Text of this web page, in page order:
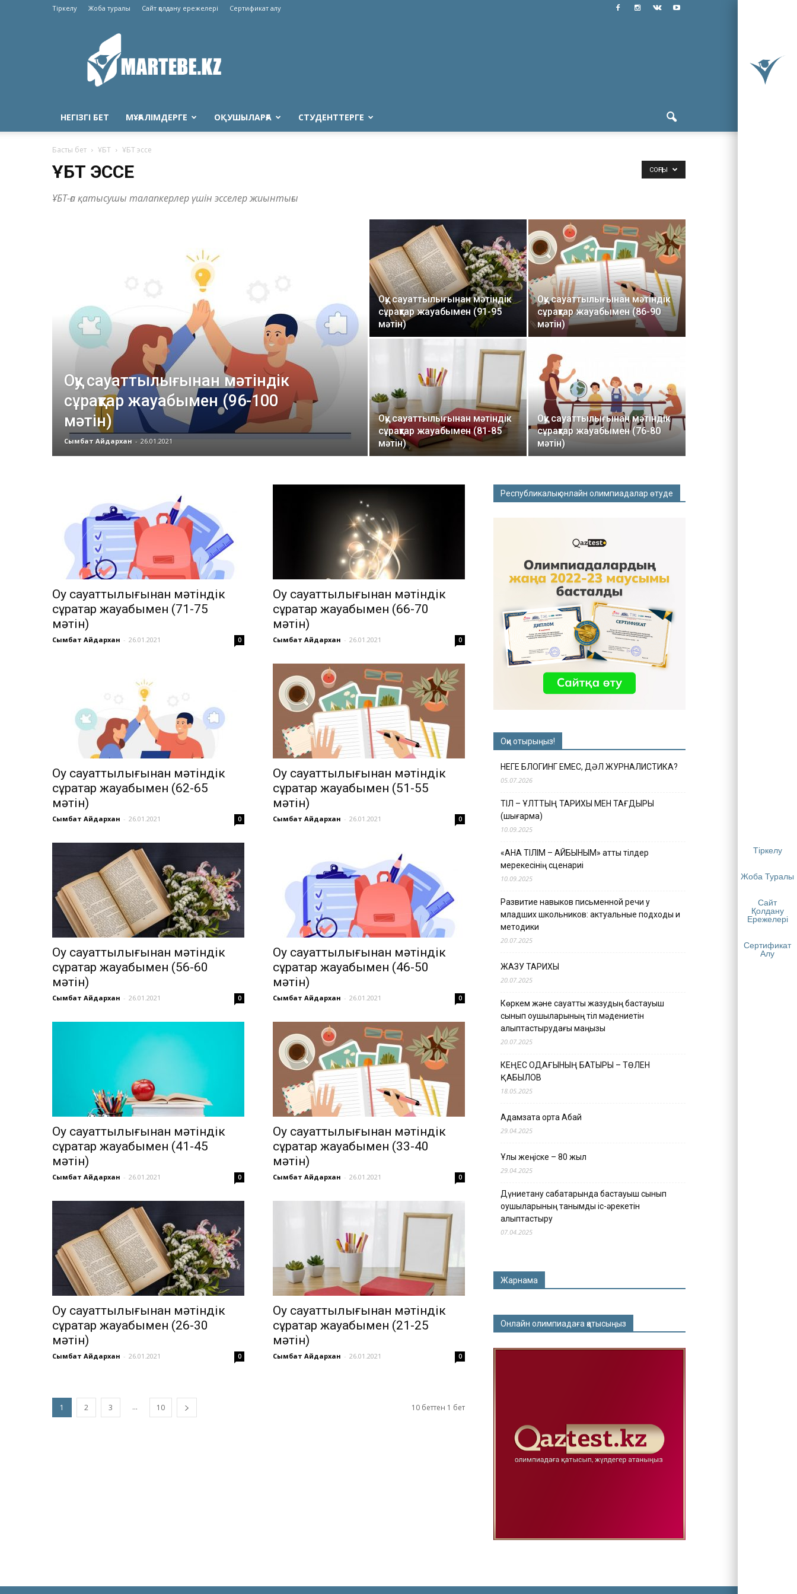
Тіркелу
Жоба Туралы
Сайт
Қолдану
Ережелері
Сертификат
Алу
Тіркелу Жоба туралы Сайт қолдану ережелері Сертификат алу
Martebe.kz
білім
сайты
НЕГІЗГІ БЕТ МҰҒАЛІМДЕРГЕ ОҚУШЫЛАРҒА СТУДЕНТТЕРГЕ
Басты бет ҰБТ ҰБТ эссе
ҰБТ ЭССЕ
ҰБТ-ға қатысушы талапкерлер үшін эсселер жиынтығы
СОҢҒЫ
Оқу сауаттылығынан мәтіндік
сұрақтар жауабымен (96-100
мәтін)
Сымбат Айдархан - 26.01.2021
Оқу сауаттылығынан мәтіндік
сұрақтар жауабымен (91-95
мәтін)
Оқу сауаттылығынан мәтіндік
сұрақтар жауабымен (86-90
мәтін)
Оқу сауаттылығынан мәтіндік
сұрақтар жауабымен (81-85
мәтін)
Оқу сауаттылығынан мәтіндік
сұрақтар жауабымен (76-80
мәтін)
Оқу сауаттылығынан мәтіндік
сұрақтар жауабымен (71-75
мәтін)
Сымбат Айдархан - 26.01.2021 0
Оқу сауаттылығынан мәтіндік
сұрақтар жауабымен (66-70
мәтін)
Сымбат Айдархан - 26.01.2021 0
Оқу сауаттылығынан мәтіндік
сұрақтар жауабымен (62-65
мәтін)
Сымбат Айдархан - 26.01.2021 0
Оқу сауаттылығынан мәтіндік
сұрақтар жауабымен (51-55
мәтін)
Сымбат Айдархан - 26.01.2021 0
Оқу сауаттылығынан мәтіндік
сұрақтар жауабымен (56-60
мәтін)
Сымбат Айдархан - 26.01.2021 0
Оқу сауаттылығынан мәтіндік
сұрақтар жауабымен (46-50
мәтін)
Сымбат Айдархан - 26.01.2021 0
Оқу сауаттылығынан мәтіндік
сұрақтар жауабымен (41-45
мәтін)
Сымбат Айдархан - 26.01.2021 0
Оқу сауаттылығынан мәтіндік
сұрақтар жауабымен (33-40
мәтін)
Сымбат Айдархан - 26.01.2021 0
Оқу сауаттылығынан мәтіндік
сұрақтар жауабымен (26-30
мәтін)
Сымбат Айдархан - 26.01.2021 0
Оқу сауаттылығынан мәтіндік
сұрақтар жауабымен (21-25
мәтін)
Сымбат Айдархан - 26.01.2021 0
1 2 3 ... 10 10 беттен 1 бет
Республикалық онлайн олимпиадалар өтуде
Оқи отырыңыз!
НЕГЕ БЛОГИНГ ЕМЕС, ДӘЛ ЖУРНАЛИСТИКА?
05.07.2026
ТІЛ – ҰЛТТЫҢ ТАРИХЫ МЕН ТАҒДЫРЫ
(шығарма)
10.09.2025
«АНА ТІЛІМ – АЙБЫНЫМ» атты тілдер
мерекесінің сценариі
10.09.2025
Развитие навыков письменной речи у
младших школьников: актуальные подходы и
методики
20.07.2025
ЖАЗУ ТАРИХЫ
20.07.2025
Көркем және сауатты жазудың бастауыш
сынып оқушыларының тіл мәдениетін
қалыптастырудағы маңызы
20.07.2025
КЕҢЕС ОДАҒЫНЫҢ БАТЫРЫ – ТӨЛЕН
ҚАБЫЛОВ
18.05.2025
Адамзатқа ортақ Абай
29.04.2025
Ұлы жеңіске – 80 жыл
29.04.2025
Дүниетану сабақтарында бастауыш сынып
оқушыларының танымдық іс-әрекетін
қалыптастыру
07.04.2025
Жарнама
Онлайн олимпиадаға қатысыңыз